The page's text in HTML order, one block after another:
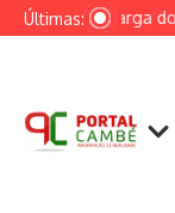
Ir para o conteúdo
Últimas:Sobrecarga